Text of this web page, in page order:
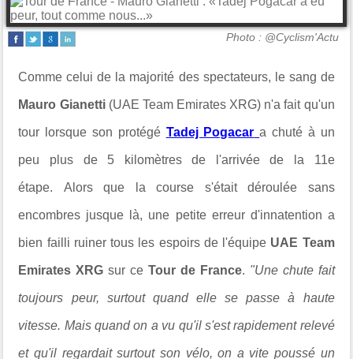
Photo : @Cyclism'Actu
Comme celui de la majorité des spectateurs, le sang de
Mauro Gianetti (UAE Team Emirates XRG) n'a fait qu'un
tour lorsque son protégé Tadej Pogacar a chuté à un
peu plus de 5 kilomètres de l'arrivée de la 11e
étape. Alors que la course s'était déroulée sans
encombres jusque là, une petite erreur d'innatention a
bien failli ruiner tous les espoirs de l'équipe UAE Team
Emirates XRG sur ceTour de France. "Une chute fait
toujours peur, surtout quand elle se passe à haute
vitesse. Mais quand on a vu qu'il s'est rapidement relevé
et qu'il regardait surtout son vélo, on a vite poussé un